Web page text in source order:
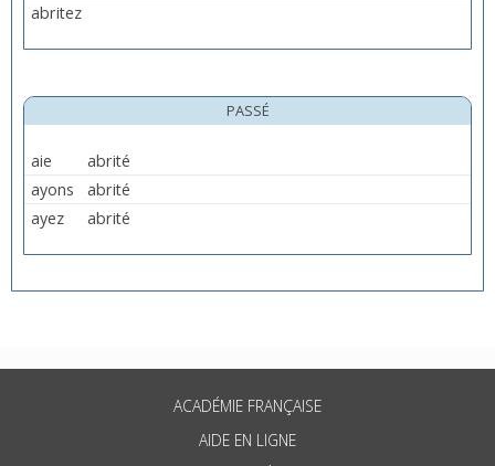
abritez
PASSÉ
aie
abrité
ayons
abrité
ayez
abrité
ACADÉMIE FRANÇAISE
AIDE EN LIGNE